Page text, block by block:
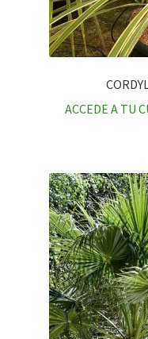
ACCEDE A TU